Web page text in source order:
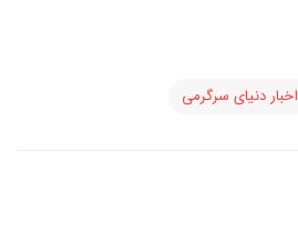
اخبار دنیای سرگرمی